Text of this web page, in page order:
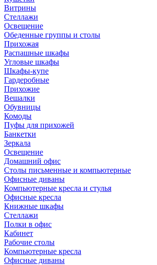
Витрины
Стеллажи
Освещение
Обеденные группы и столы
Прихожая
Распашные шкафы
Угловые шкафы
Шкафы-купе
Гардеробные
Прихожие
Вешалки
Обувницы
Комоды
Пуфы для прихожей
Банкетки
Зеркала
Освещение
Домашний офис
Столы письменные и компьютерные
Офисные диваны
Компьютерные кресла и стулья
Офисные кресла
Книжные шкафы
Стеллажи
Полки в офис
Кабинет
Рабочие столы
Компьютерные кресла
Офисные диваны